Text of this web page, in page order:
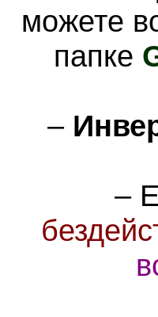
можете
папке
–
–